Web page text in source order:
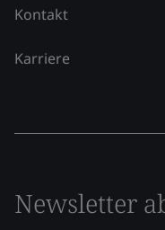
Kontakt
Karriere
Newsletter